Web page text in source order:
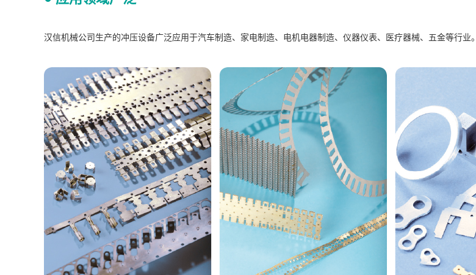
汉信机械公司生产的冲压设备广泛应用于汽车制造、家电制造、电机电器制造、仪器仪表、医疗器械、五金等行业。